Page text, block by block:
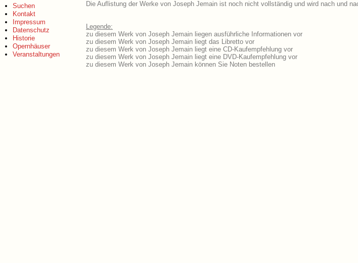
Suchen
Kontakt
Impressum
Datenschutz
Historie
Opernhäuser
Veranstaltungen
Die Auflistung der Werke von Joseph Jemain ist noch nicht vollständig und wird nach und
Legende:
zu diesem Werk von Joseph Jemain liegen ausführliche Informationen vor
zu diesem Werk von Joseph Jemain liegt das Libretto vor
zu diesem Werk von Joseph Jemain liegt eine CD-Kaufempfehlung vor
zu diesem Werk von Joseph Jemain liegt eine DVD-Kaufempfehlung vor
zu diesem Werk von Joseph Jemain können Sie Noten bestellen